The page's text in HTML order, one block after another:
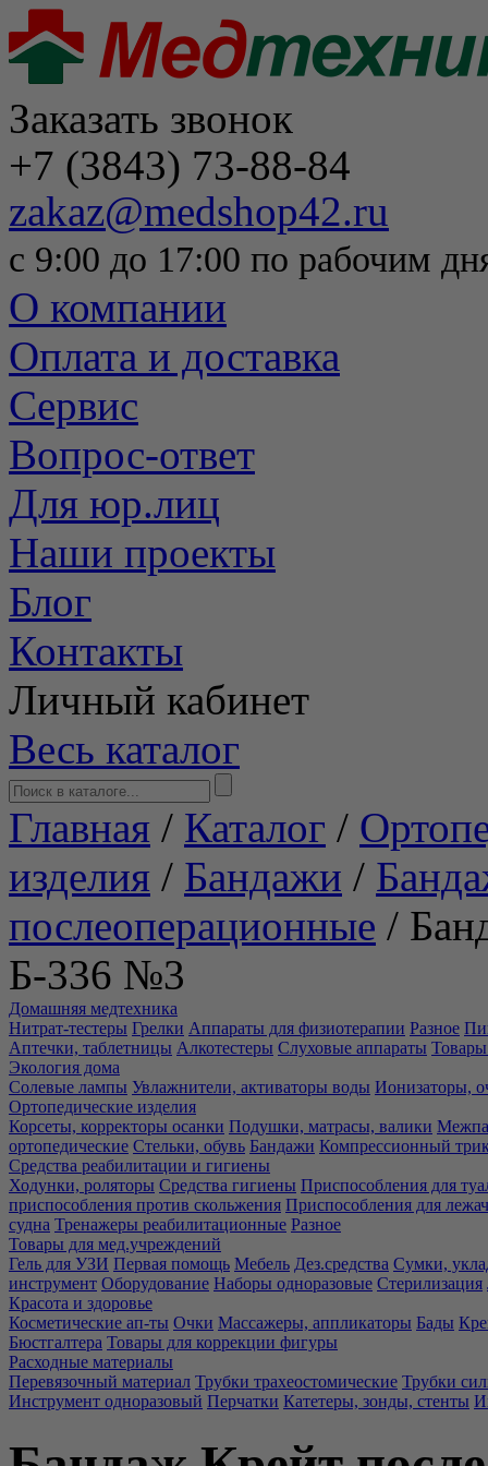
Заказать звонок
+7 (3843) 73-88-84
zakaz@medshop42.ru
с 9:00 до 17:00 по рабочим
О компании
Оплата и доставка
Сервис
Вопрос-ответ
Для юр.лиц
Наши проекты
Блог
Контакты
Личный кабинет
Весь каталог
Главная / Каталог /
изделия / Бандажи /
послеоперационные /
Б-336 №3
Домашняя медтехника
Нитрат-тестеры Грелки Аппараты для физиотерапии Разное
Аптечки, таблетницы Алкотестеры Слуховые аппараты Товары
Экология дома
Солевые лампы Увлажнители, активаторы воды Ионизаторы,
Ортопедические изделия
Корсеты, корректоры осанки Подушки, матрасы, валики
ортопедические Стельки, обувь Бандажи Компрессионный
Средства реабилитации и гигиены
Ходунки, роляторы Средства гигиены Приспособления для
приспособления против скольжения Приспособления для
судна Тренажеры реабилитационные Разное
Товары для мед.учреждений
Гель для УЗИ Первая помощь Мебель Дез.средства Сумки,
инструмент Оборудование Наборы одноразовые Стерилизация
Красота и здоровье
Косметические ап-ты Очки Массажеры, аппликаторы Бады
Бюстгалтера Товары для коррекции фигуры
Расходные материалы
Перевязочный материал Трубки трахеостомические Трубки
Инструмент одноразовый Перчатки Катетеры, зонды, стенты